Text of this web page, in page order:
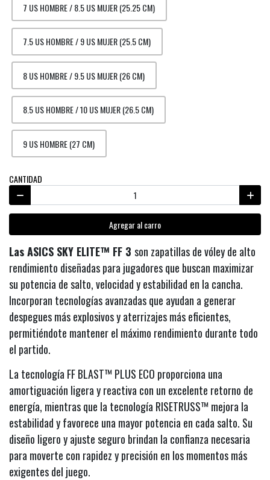
7 US HOMBRE / 8.5 US MUJER (25.25 CM)
7.5 US HOMBRE / 9 US MUJER (25.5 CM)
8 US HOMBRE / 9.5 US MUJER (26 CM)
8.5 US HOMBRE / 10 US MUJER (26.5 CM)
9 US HOMBRE (27 CM)
CANTIDAD
Agregar al carro
Las ASICS SKY ELITE™ FF 3 son zapatillas de vóley de alto
rendimiento diseñadas para jugadores que buscan maximizar
su potencia de salto, velocidad y estabilidad en la cancha.
Incorporan tecnologías avanzadas que ayudan a generar
despegues más explosivos y aterrizajes más eficientes,
permitiéndote mantener el máximo rendimiento durante todo
el partido.
La tecnología FF BLAST™ PLUS ECO proporciona una
amortiguación ligera y reactiva con un excelente retorno de
energía, mientras que la tecnología RISETRUSS™ mejora la
estabilidad y favorece una mayor potencia en cada salto. Su
diseño ligero y ajuste seguro brindan la confianza necesaria
para moverte con rapidez y precisión en los momentos más
exigentes del juego.